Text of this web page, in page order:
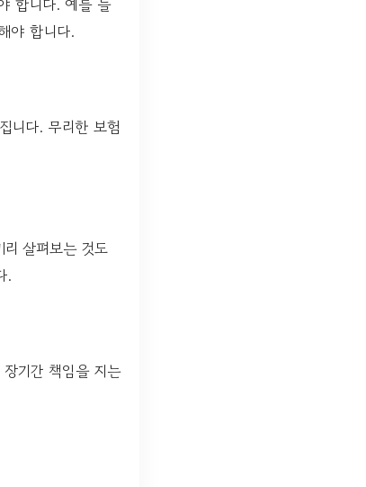
야 합니다.
니다. 무리한 보험
살펴보는 것도
.
기간 책임을 지는